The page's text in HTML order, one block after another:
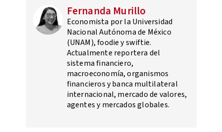
Fernanda Murillo
Economista por la Universidad
Nacional Autónoma de México
(UNAM), foodie y swiftie.
Actualmente reportera del
sistema financiero,
macroeconomía, organismos
financieros y banca multilateral
internacional, mercado de valores,
agentes y mercados globales.